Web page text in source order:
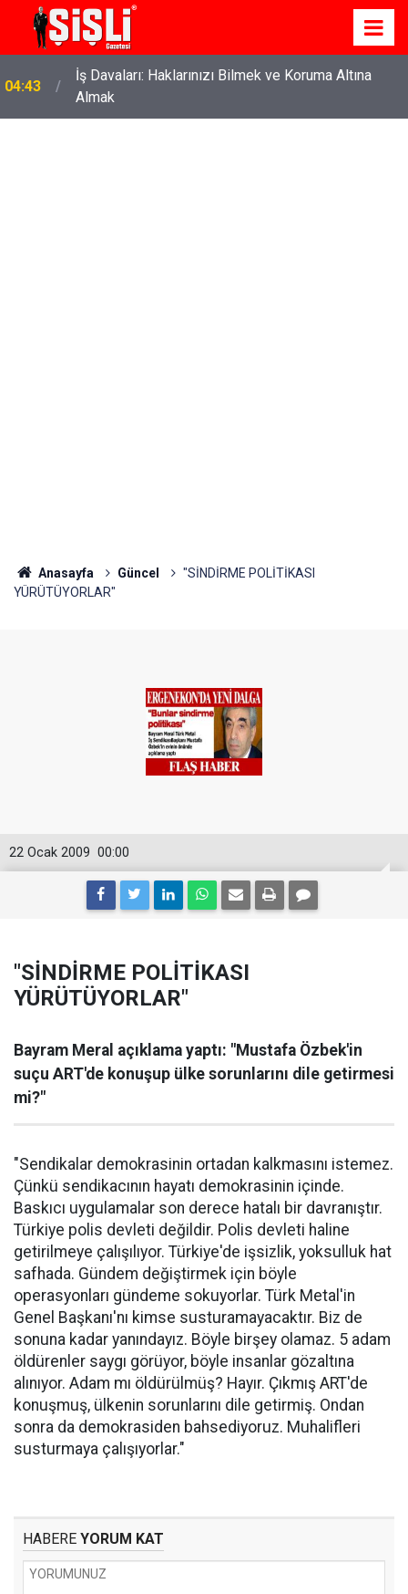
04:43
İş Davaları: Haklarınızı Bilmek ve Koruma Altına
Almak
Anasayfa Güncel
"SİNDİRME POLİTİKASI
YÜRÜTÜYORLAR"
00:00
22 Ocak 2009
"SİNDİRME POLİTİKASI
YÜRÜTÜYORLAR"
Bayram Meral açıklama yaptı: "Mustafa Özbek'in
suçu ART'de konuşup ülke sorunlarını dile getirmesi
mi?"
"Sendikalar demokrasinin ortadan kalkmasını istemez.
Çünkü sendikacının hayatı demokrasinin içinde.
Baskıcı uygulamalar son derece hatalı bir davranıştır.
Türkiye polis devleti değildir. Polis devleti haline
getirilmeye çalışılıyor. Türkiye'de işsizlik, yoksulluk hat
safhada. Gündem değiştirmek için böyle
operasyonları gündeme sokuyorlar. Türk Metal'in
Genel Başkanı'nı kimse susturamayacaktır. Biz de
sonuna kadar yanındayız. Böyle birşey olamaz. 5 adam
öldürenler saygı görüyor, böyle insanlar gözaltına
alınıyor. Adam mı öldürülmüş? Hayır. Çıkmış ART'de
konuşmuş, ülkenin sorunlarını dile getirmiş. Ondan
sonra da demokrasiden bahsediyoruz. Muhalifleri
susturmaya çalışıyorlar."
HABERE YORUM KAT